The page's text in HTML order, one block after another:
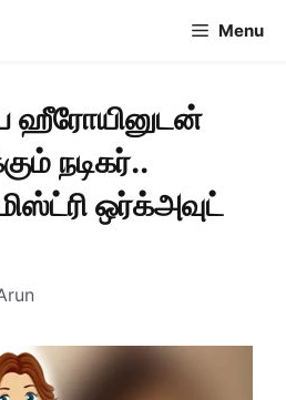
Menu
ஹீரோயினுடன்
நடிகர்..
ஒர்க்அவுட்